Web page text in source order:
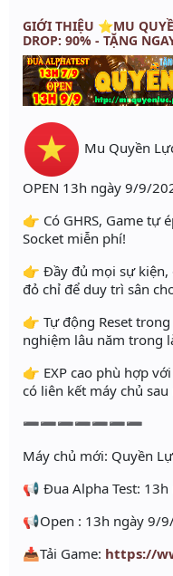
GIỚI THIỆU ⭐️MU
DROP: 90% - TẶNG
Mu Quyền
OPEN 13h ngày 9/9/
👉 Có GHRS, Game tự
Socket miễn phí!
👉 Đầy đủ mọi sự kiện,
đỏ chỉ để duy trì sân
👉 Tự động Reset
nghiệm lâu năm trong
👉 EXP cao phù hợp
có liên kết máy chủ
➖➖➖➖➖➖➖
Máy chủ mới: Quyền
📢 Đua Alpha Test:
📢Open : 13h ngày 9/
📥Tải Game: https://